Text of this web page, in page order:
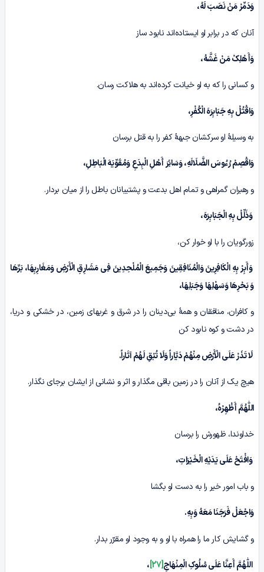
وَدَمِّرْ مَنْ نَصَبَ لَهُ،
آنان که در برابر او ایستاده‌اند نابود ساز
وَأَهْلِکْ مَنْ غَشَّهُ،
و کسانی را که به او خیانت کرده‌اند به هلاکت رسان.
وَاقْتُلْ بِهِ جَبَابِرَهَ الْکُفْرِ،
به وسیلۀ او سرکشان جبهۀ کفر را به قتل برسان
وَاقْصِمْ رُءُوسَ الضَّلَالَهِ، وَسَائِرَ أَهْلِ الْبِدَعِ وَمُقَوِّیَهَ الْبَاطِلِ،
و رهبران گمراهی و تمام اهل بدعت و پشتیبانان باطل را از میان بردار.
‏ وَذَلِّلْ بِهِ الْجَبَابِرَهَ،
زورگویان را با او خوار کن،
وَأَبِرْ بِهِ الْکَافِرِینَ وَالْمُنَافِقِینَ وَجَمِیعَ الْمُلْحِدِینَ فِی مَشَارِقِ الْأَرْضِ وَمَغَارِبِهَا، بَرِّهَا
وَ بَحْرِهَا وَسَهْلِهَا وَجَبَلِهَا،
و کافران، منافقان و همۀ بی‌دینان را در شرق و غربهای زمین، در خشکی و دریا،
در دشت و کوه نابود کن
لَا تَذَرْ عَلَی الْأَرْضِ‏ مِنْهُمْ‏ دَیَّاراً وَلَا تُبْقِ لَهُمْ آثَاراً.
هیچ یک از آنان را در زمین باقی مگذار و اثر و نشانی از ایشان برجای نگذار.
اللّٰهُمَّ أَظْهِرْہُ،
خداوندا، ظهورش را برسان
وَافْتَحْ عَلَی یَدَیْهِ الْخَیْرَاتِ،
و باب امور خیر را به دست او بگشا
وَاجْعَلْ فَرَجَنَا مَعَهُ وَبِهِ.
و گشایش کار ما را همراه با او و به وجود او مقرّر بدار.
اللّٰهُمَّ أَعِنَّا عَلَی سُلُوکِ الْمِنْهَاجِ[27] ،